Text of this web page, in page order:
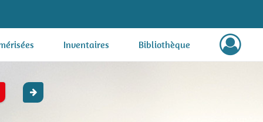
Inventaires Bibliothèque